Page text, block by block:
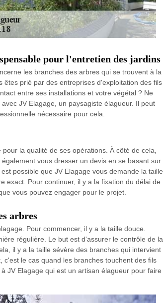
pour l'entretien des jardins
les branches des arbres qui se trouvent à la
prié par des entreprises d'exploitation des fils
entre ses installations et votre végétal ? Ne
JV Elagage, un paysagiste élagueur. Il peut
nécessaire pour cela.
la qualité de ses opérations. À côté de cela,
vous dresser un devis en se basant sur
possible que JV Elagage vous demande la taille
exact. Pour continuer, il y a la fixation du délai de
vous pouvez engager pour le projet.
arbres
Pour commencer, il y a la taille douce.
régulière. Le but est d'assurer le contrôle de la
il y a la taille sévère des branches qui intervient
le cas quand les branches touchent des fils
JV Elagage qui est un artisan élagueur pour faire